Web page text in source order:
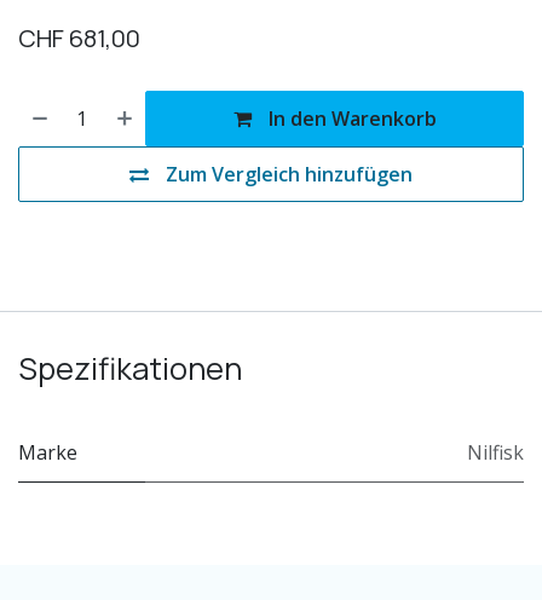
CHF681,00
In den Warenkorb
Zum Vergleich hinzufügen
Spezifikationen
Marke Nilfisk